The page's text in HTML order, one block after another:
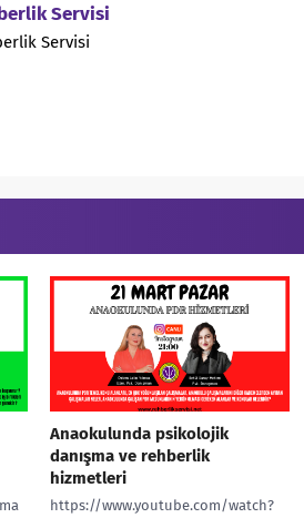
Servisi
Servisi
Anaokulunda psikolojik
danışma ve rehberlik
hizmetleri
https://www.youtube.com/watch?